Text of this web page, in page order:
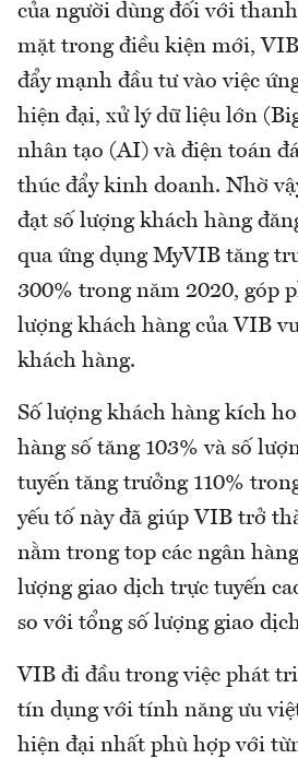
của người dùng đối với
mặt trong điều kiện mới,
đẩy mạnh đầu tư vào việc
hiện đại, xử lý dữ liệu lớn
nhân tạo (AI) và điện toán
thúc đẩy kinh doanh. Nhờ
đạt số lượng khách hàng
qua ứng dụng MyVIB tăng
300% trong năm 2020, góp
lượng khách hàng của VIB
khách hàng.
Số lượng khách hàng kích
hàng số tăng 103% và số
tuyến tăng trưởng 110%
yếu tố này đã giúp VIB trở
nằm trong top các ngân
lượng giao dịch trực tuyến
so với tổng số lượng giao
VIB đi đầu trong việc phát
tín dụng với tính năng ưu
hiện đại nhất phù hợp với